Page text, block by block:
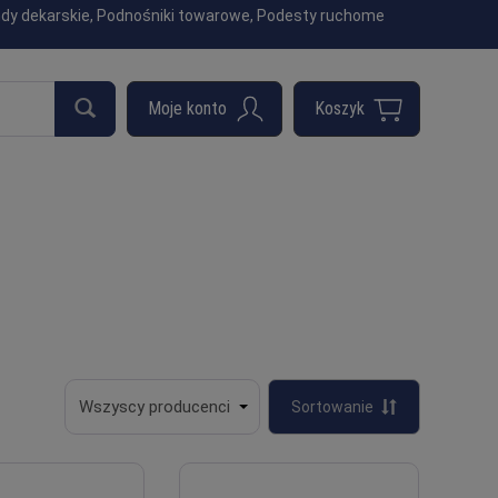
dekarskie, Podnośniki towarowe, Podesty ruchome
Sortowanie